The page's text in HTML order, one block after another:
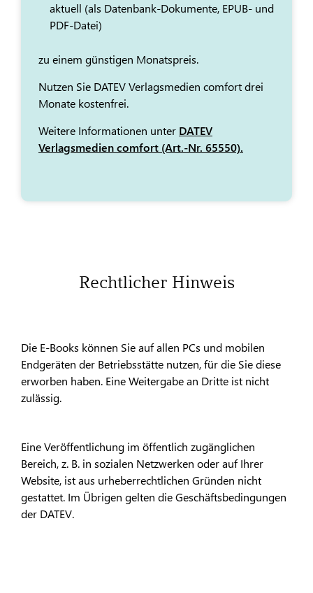
aktuell (als Datenbank-Dokumente, EPUB- und
PDF-Datei)
zu einem günstigen Monatspreis.
Nutzen Sie DATEV Verlagsmedien comfort drei
Monate kostenfrei.
Weitere Informationen unter DATEV
Verlagsmedien comfort (Art.-Nr. 65550).
Rechtlicher Hinweis
Die E-Books können Sie auf allen PCs und mobilen
Endgeräten der Betriebsstätte nutzen, für die Sie diese
erworben haben. Eine Weitergabe an Dritte ist nicht
zulässig.
Eine Veröffentlichung im öffentlich zugänglichen
Bereich, z. B. in sozialen Netzwerken oder auf Ihrer
Website, ist aus urheberrechtlichen Gründen nicht
gestattet. Im Übrigen gelten die Geschäftsbedingungen
der DATEV.